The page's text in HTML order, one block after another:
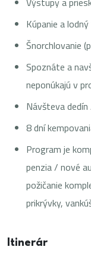
Kúpanie a
Šnorchlovanie
Spoznáte a
neponúkajú v
Návšteva
8 dní
Program je
penzia / nové
požičanie
prikrývky,
Itinerár